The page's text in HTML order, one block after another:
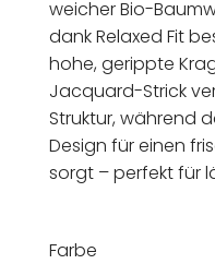
weicher Bio-
dank Relaxed Fit
hohe, gerippte
Jacquard-Strick
Struktur, während
Design für einen
sorgt – perfekt für
Farbe